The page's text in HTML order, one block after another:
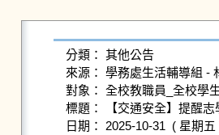
分類： 其他公告
來源： 學務處生活輔導組 -
對象： 全校教職員_全校學
標題： 【交通安全】提醒